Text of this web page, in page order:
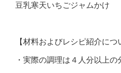
豆乳寒天いちごジャムかけ
【材料およびレシピ紹介につ
・実際の調理は４人分以上